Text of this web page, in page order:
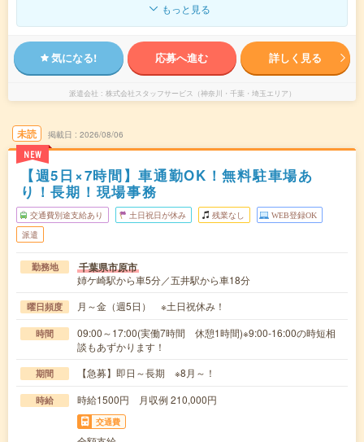
もっと見る
気になる! 応募へ進む 詳しく見る
派遣会社 株式会社スタッフサービス（神奈川・千葉・埼玉エリア）
未読
NEW
掲載日 2026/08/06
【週5日×7時間】車通勤OK！無料駐車場あ
り！長期！現場事務
交通費別途支給あり 土日祝日が休み 残業なし WEB登録OK
派遣
勤務地 千葉県市原市
姉ケ崎駅から車5分／五井駅から車18分
曜日頻度 月～金（週5日） ※土日祝休み！
時間
09:00～17:00(実働7時間 休憩1時間)※9:00-16:00の時短相
談もあずかります！
期間 【急募】即日～長期 ※8月～！
時給 時給1500円 月収例 210,000円
交通費